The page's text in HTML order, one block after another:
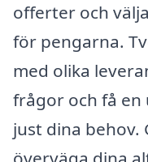
offerter och
för pengarna.
med olika
frågor och få en
just dina